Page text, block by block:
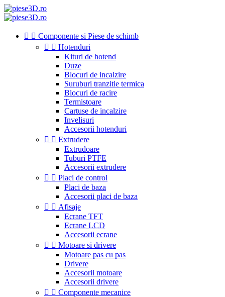
  Componente si Piese de schimb
  Hotenduri
Kituri de hotend
Duze
Blocuri de incalzire
Suruburi tranzitie termica
Blocuri de racire
Termistoare
Cartuse de incalzire
Invelisuri
Accesorii hotenduri
  Extrudere
Extrudoare
Tuburi PTFE
Accesorii extrudere
  Placi de control
Placi de baza
Accesorii placi de baza
  Afisaje
Ecrane TFT
Ecrane LCD
Accesorii ecrane
  Motoare si drivere
Motoare pas cu pas
Drivere
Accesorii motoare
Accesorii drivere
  Componente mecanice